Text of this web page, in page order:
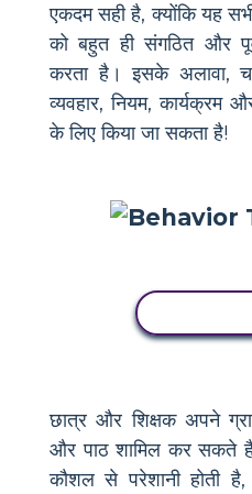
एकदम सही है, क्योंकि यह
को बहुत ही संगठित और
करता है। इसके अलावा,
व्यवहार, नियम, कार्यक्रम
के लिए किया जा सकता है!
छात्र और शिक्षक अपने
और पाठ शामिल कर सकते
कौशल से परेशानी होती